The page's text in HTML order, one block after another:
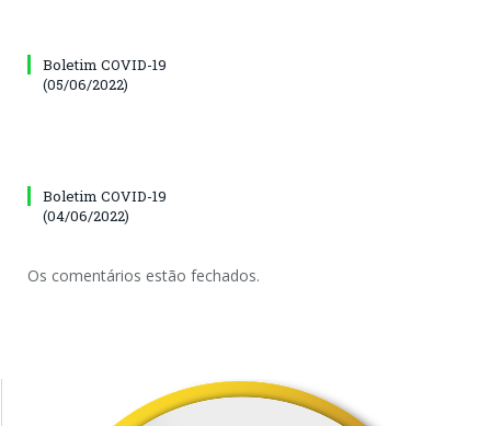
Boletim COVID-19
(05/06/2022)
Boletim COVID-19
(04/06/2022)
Os comentários estão fechados.